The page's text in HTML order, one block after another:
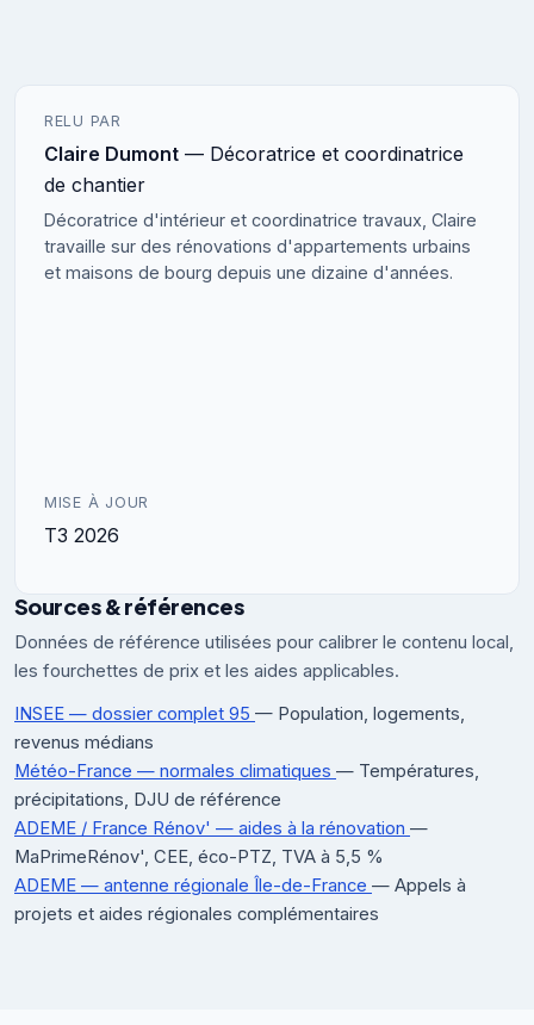
RELU PAR
Claire Dumont — Décoratrice et coordinatrice
de chantier
Décoratrice d'intérieur et coordinatrice travaux, Claire
travaille sur des rénovations d'appartements urbains
et maisons de bourg depuis une dizaine d'années.
MISE À JOUR
T3 2026
Sources & références
Données de référence utilisées pour calibrer le contenu local,
les fourchettes de prix et les aides applicables.
INSEE — dossier complet 95 — Population, logements,
revenus médians
Météo-France — normales climatiques — Températures,
précipitations, DJU de référence
ADEME / France Rénov' — aides à la rénovation —
MaPrimeRénov', CEE, éco-PTZ, TVA à 5,5 %
ADEME — antenne régionale Île-de-France — Appels à
projets et aides régionales complémentaires